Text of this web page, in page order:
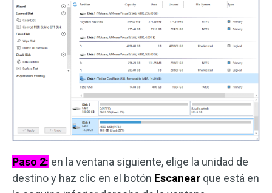
Paso 2: en la ventana siguiente, elige la unidad de
destino y haz clic en el botón Escanear que está en